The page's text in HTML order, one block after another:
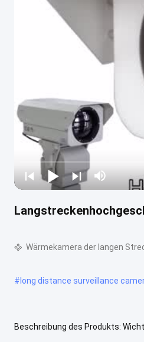
Wärmekamera der langen
#long distance surveillance
Beschreibung des Produkts: